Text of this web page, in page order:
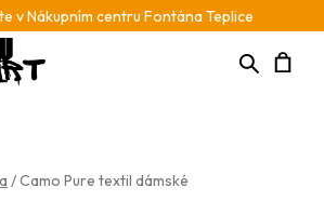
v Nákupním centru Fontána Teplice
Hledat
/Camo Pure textil dámské